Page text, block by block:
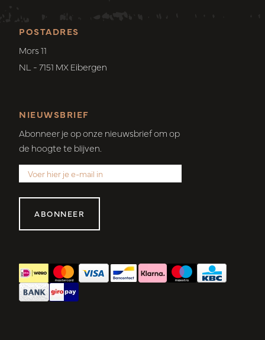
POSTADRES
Mors 11
NL - 7151 MX Eibergen
NIEUWSBRIEF
Abonneer je op onze nieuwsbrief om op
de hoogte te blijven.
ABONNEER